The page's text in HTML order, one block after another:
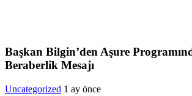
Başkan Bilgin’den Aşure
Beraberlik Mesajı
Uncategorized 1 ay önce